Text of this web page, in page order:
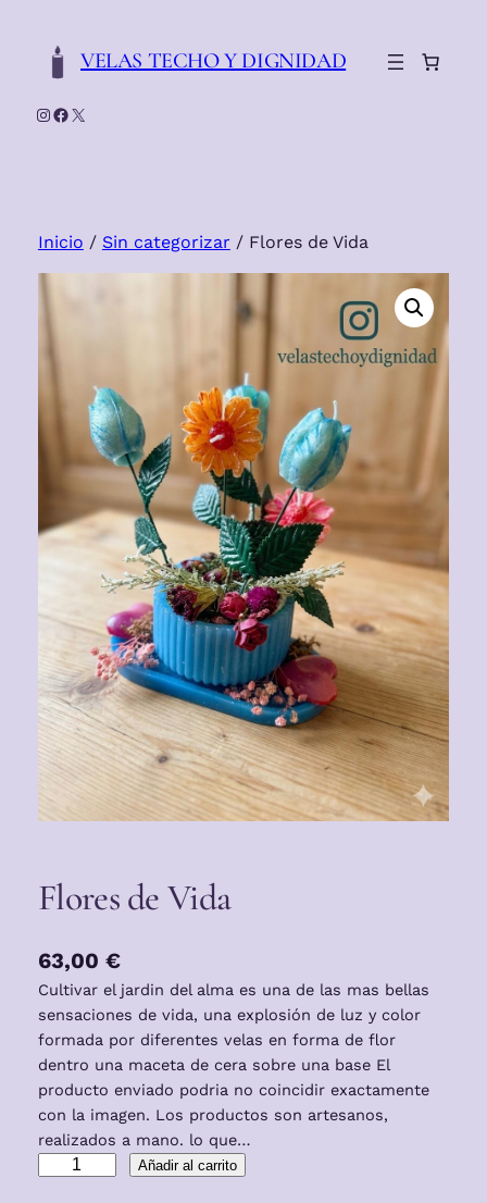
contenidoVELAS TECHO Y DIGNIDAD
Instagram
Facebook
X
Inicio / Sin categorizar / Flores de Vida
Flores de Vida
63,00 €
Cultivar el jardin del alma es una de las mas bellas
sensaciones de vida, una explosión de luz y color
formada por diferentes velas en forma de flor
dentro una maceta de cera sobre una base El
producto enviado podria no coincidir exactamente
con la imagen. Los productos son artesanos,
realizados a mano. lo que…
Añadir al carrito